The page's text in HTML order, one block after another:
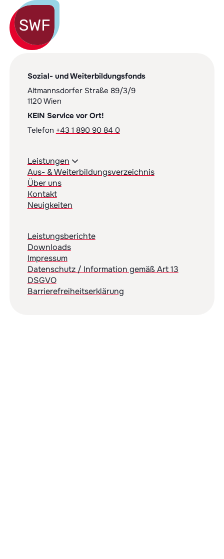
Sozial- und Weiterbildungsfonds
Altmannsdorfer Straße 89/3/9
1120 Wien
KEIN Service vor Ort!
Telefon +43 1 890 90 84 0
Leistungen
Aus- & Weiterbildungsverzeichnis
Über uns
Kontakt
Neuigkeiten
Leistungsberichte
Downloads
Impressum
Datenschutz / Information gemäß Art 13
DSGVO
Barrierefreiheitserklärung